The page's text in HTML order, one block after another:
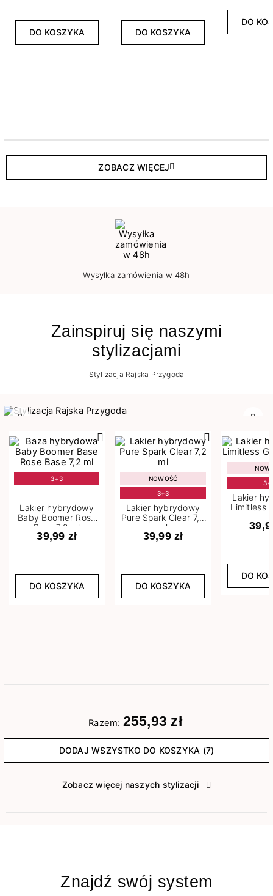
DO KOSZYKA DO KOSZYKA
DO
ZOBACZ WIĘCEJ
Wysyłka zamówienia w 48h
Zainspiruj się naszymi
stylizacjami
Stylizacja Rajska Przygoda
3+3
Lakier hybrydowy
Baby Boomer Rose
Base 7,2 ml
39,99 zł
DO KOSZYKA
NOWOŚĆ
3+3
Lakier hybrydowy
Pure Spark Clear 7,2
ml
39,99 zł
DO KOSZYKA
Lakier
Limitless
DO
Razem: 255,93 zł
DODAJ WSZYSTKO DO KOSZYKA (7)
Zobacz więcej naszych stylizacji
Znajdź swój system